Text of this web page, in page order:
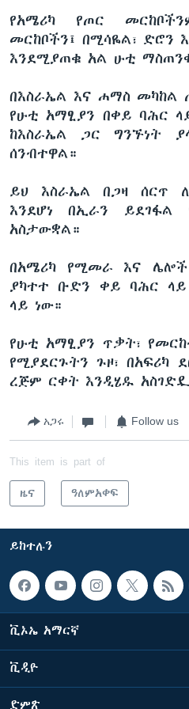
የአሜሪካ የጦር
መርከቦችን፤ በሚሳዬል፣
እንደሚያጠቁ አል ሁቲ
በእስራኤል እና ሐማስ መካከል
የሁቲ አማፂያን በቀይ ባሕር
ከእስራኤል ጋር ግንኙነት
ሰንብተዋል።
ይህ እስራኤል በጋዛ ሰርጥ
እንደሆነ በኢራን
አስታውቋል።
በአሜሪካ የሚመራ እና ሌሎች
ያካተተ ቡድን ቀይ ባሕር
ላይ ነው።
የሁቲ አማፂያን ጥቃት፣
የሚያደርጉትን ጉዞ፣
ረጅም ርቀት እንዲሄዱ
አጋሩ Follow us
This item is part of
ዜና ዓለምአቀፍ
ይከተሉን
ቪኦኤ አማርኛ
ቪዲዮ
ድምጽ